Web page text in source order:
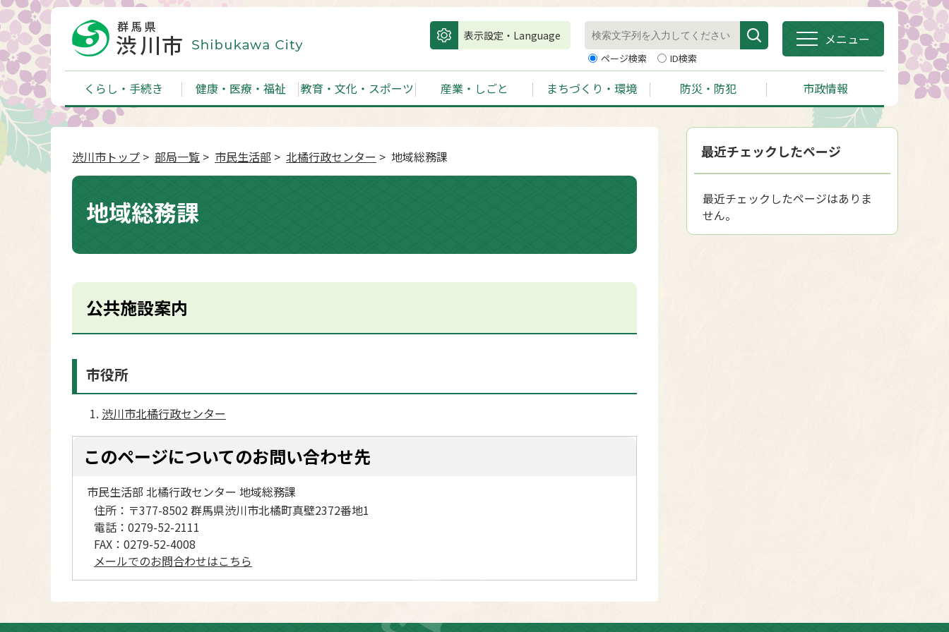
表示設定・Language
ページ検索 ID検索
メニュー
くらし・手続き 健康・医療・福祉 教育・文化・スポーツ 産業・しごと まちづくり・環境 防災・防犯 市政情報
渋川市トップ > 部局一覧 > 市民生活部 > 北橘行政センター > 地域総務課
地域総務課
公共施設案内
市役所
渋川市北橘行政センター
このページについてのお問い合わせ先
市民生活部 北橘行政センター 地域総務課
住所： 〒377-8502 群馬県渋川市北橘町真壁2372番地1
電話： 0279-52-2111
FAX： 0279-52-4008
メールでのお問合わせはこちら
最近チェックしたページ
最近チェックしたページはありま
せん。